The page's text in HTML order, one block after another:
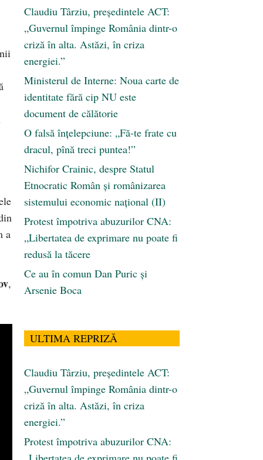
a
,
Claudiu Târziu, președintele ACT:
„Guvernul împinge România dintr-o
criză în alta. Astăzi, în criza
energiei.”
Ministerul de Interne: Noua carte de
identitate fără cip NU este
document de călătorie
O falsă înțelepciune: „Fă-te frate cu
dracul, pînă treci puntea!”
Nichifor Crainic, despre Statul
Etnocratic Român şi românizarea
sistemului economic naţional (II)
Protest împotriva abuzurilor CNA:
„Libertatea de exprimare nu poate fi
redusă la tăcere
Ce au în comun Dan Puric şi
Arsenie Boca
ULTIMA REPRIZĂ
Claudiu Târziu, președintele ACT:
„Guvernul împinge România dintr-o
criză în alta. Astăzi, în criza
energiei.”
Protest împotriva abuzurilor CNA: